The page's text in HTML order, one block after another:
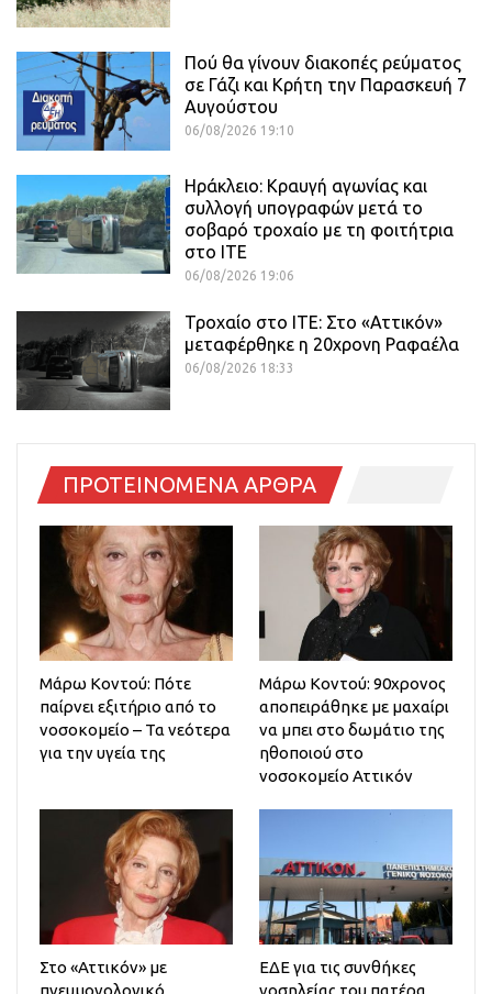
Πού θα γίνουν διακοπές ρεύματος
σε Γάζι και Κρήτη την Παρασκευή 7
Αυγούστου
06/08/2026 19:10
Ηράκλειο: Κραυγή αγωνίας και
συλλογή υπογραφών μετά το
σοβαρό τροχαίο με τη φοιτήτρια
στο ΙΤΕ
06/08/2026 19:06
Τροχαίο στο ΙΤΕ: Στο «Αττικόν»
μεταφέρθηκε η 20χρονη Ραφαέλα
06/08/2026 18:33
ΠΡΟΤΕΙΝΟΜΕΝΑ ΑΡΘΡΑ
Μάρω Κοντού: Πότε
παίρνει εξιτήριο από το
νοσοκομείο – Τα νεότερα
για την υγεία της
Μάρω Κοντού: 90χρονος
αποπειράθηκε με μαχαίρι
να μπει στο δωμάτιο της
ηθοποιού στο
νοσοκομείο Αττικόν
Στο «Αττικόν» με
ΕΔΕ για τις συνθήκες